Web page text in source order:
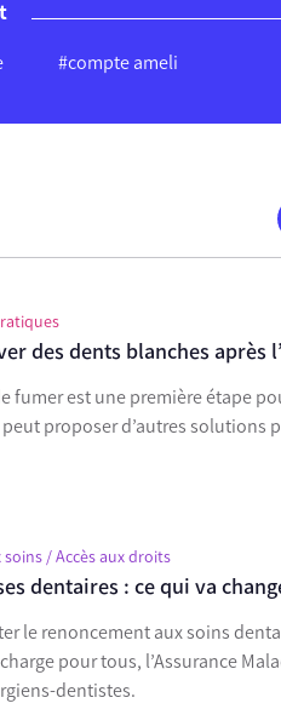
#compte ameli
des dents blanches après
fumer est une première étape
proposer d’autres solutions
soins / Accès aux droits
dentaires : ce qui va
le renoncement aux soins
pour tous, l’Assurance
dentistes.